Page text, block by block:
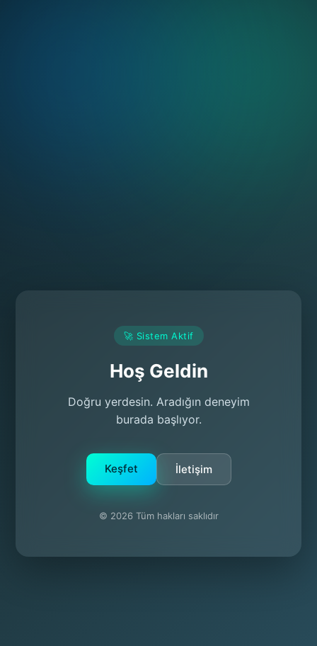
🚀 Sistem Aktif
Hoş Geldin
Doğru yerdesin. Aradığın deneyim
burada başlıyor.
Keşfet İletişim
© 2026 Tüm hakları saklıdır